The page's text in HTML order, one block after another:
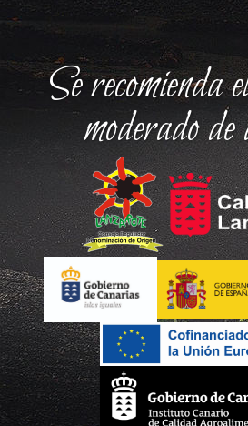
Se recomienda
moderado de